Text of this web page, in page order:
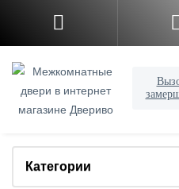
Категории